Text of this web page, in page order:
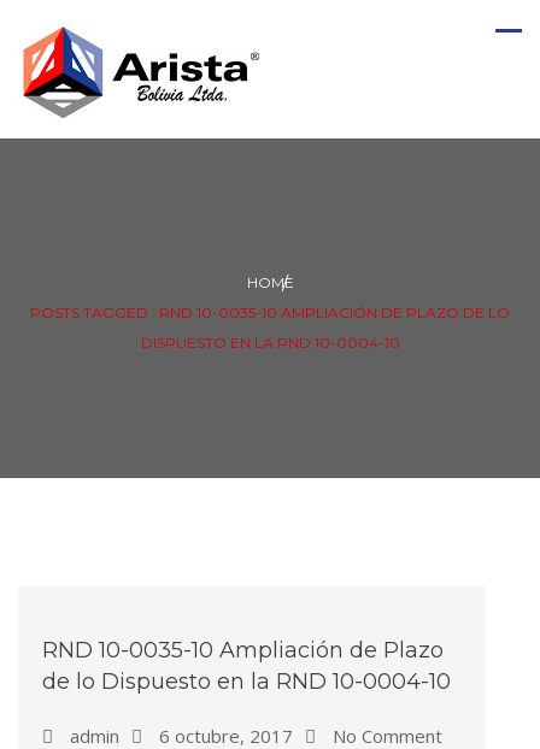
HOME
POSTS TAGGED : RND 10-0035-10 AMPLIACIÓN DE PLAZO DE LO
DISPUESTO EN LA RND 10-0004-10
RND 10-0035-10 Ampliación de Plazo
de lo Dispuesto en la RND 10-0004-10
admin 6 octubre, 2017 No Comment